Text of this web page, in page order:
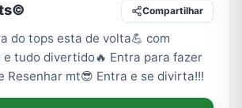
TV
Compartilhar
do tops esta de volta💪 com
e tudo divertido🔥 Entra para fazer
Resenhar mt😎 Entra e se divirta!!!